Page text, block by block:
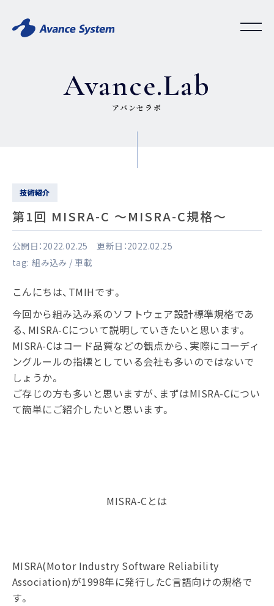
Avance.Lab
アバンセラボ
技術紹介
第1回 MISRA-C ～MISRA-C規格～
公開日：2022.02.25 更新日：2022.02.25
tag: 組み込み 車載
こんにちは、TMIHです。
今回から組み込み系のソフトウェア設計標準規格であ
る、MISRA-Cについて説明していきたいと思います。
MISRA-Cはコード品質などの観点から、実際にコーディ
ングルールの指標としている会社も多いのではないで
しょうか。
ご存じの方も多いと思いますが、まずはMISRA-Cについ
て簡単にご紹介したいと思います。
MISRA-Cとは
MISRA(Motor Industry Software Reliability
Association)が1998年に発行したC言語向けの規格で
す。